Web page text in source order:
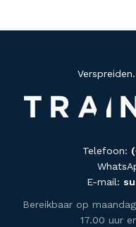
Telefoon:
E-mail:
Bereikbaar op
17.00 uur